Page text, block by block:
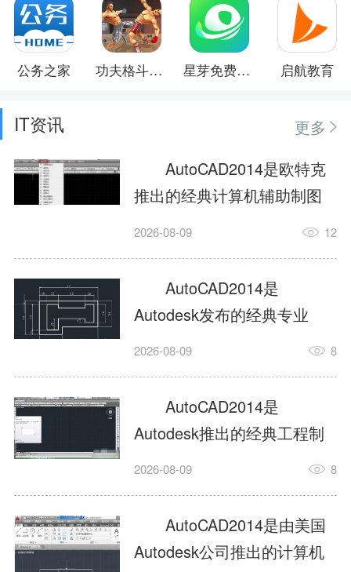
公务之家 功夫格斗大师 星芽免费短剧 启航教育
IT资讯
更多
AutoCAD2014是欧特克
推出的经典计算机辅助制图
工具，主打稳定2D施工图绘
行业工程设计。版本新增图
纸标签页、实景地理地图、
协同设计交流模块，优化命
令行智能纠错与图层批量管
理，支持Win8触屏操作、点
云扫描数据导入，兼容各类
DWG图纸格式，文件互通...
2026-08-09 12
AutoCAD2014是
Autodesk发布的经典专业
CAD制图设计软件，是工程
绘图工具。软件专注精准二
维绘图、图纸编辑、参数化
设计及基础三维建模，广泛
应用于建筑设计、机械制
造、土木工程、室内设计等
多个行业。软件优化绘图流
畅度与文件兼容性，支持参
2026-08-09 8
AutoCAD2014是
Autodesk推出的经典工程制
图设计软件，主打高效精准
建模作业，适配建筑、机
械、市政、室内设计等多行
业场景。软件优化运行机制
2026-08-09 8
AutoCAD2014是由美国
Autodesk公司推出的计算机